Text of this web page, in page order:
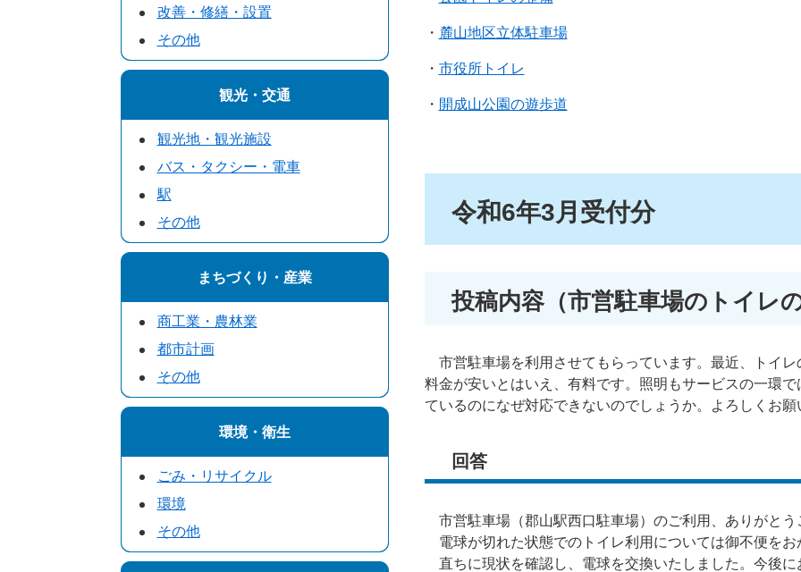
・ 麓山地区立体駐車場
・ 市役所トイレ
・ 開成山公園の遊歩道
令和6年3月受付分
投稿内容（市営駐車場のトイレ
市営駐車場を利用させてもらっています。最近、トイ
料金が安いとはいえ、有料です。照明もサービスの一環
ているのになぜ対応できないのでしょうか。よろしくお
回答
市営駐車場（郡山駅西口駐車場）のご利用、ありがとう
電球が切れた状態でのトイレ利用については御不便をお
直ちに現状を確認し、電球を交換いたしました。今後
改善・修繕・設置
その他
観光・交通
観光地・観光施設
バス・タクシー・電車
駅
その他
まちづくり・産業
商工業・農林業
都市計画
その他
環境・衛生
ごみ・リサイクル
環境
その他